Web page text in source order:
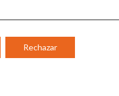
Rechazar